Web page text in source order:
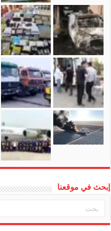
إبحث في موقعنا